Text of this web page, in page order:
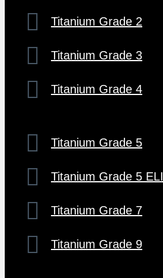
Titanium Grade 2
Titanium Grade 3
Titanium Grade 4
Titanium Grade 5
Titanium Grade 5 ELI
Titanium Grade 7
Titanium Grade 9